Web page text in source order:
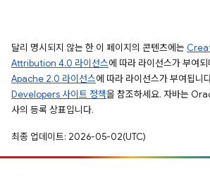
달리 명시되지 않는 한 이 페이지의 콘텐츠에는
Attribution 4.0 라이선스에 따라 라이선스가 부여
Apache 2.0 라이선스에 따라 라이선스가 부여됩니
Developers 사이트 정책을 참조하세요. 자바는
사의 등록 상표입니다.
최종 업데이트: 2026-05-02(UTC)